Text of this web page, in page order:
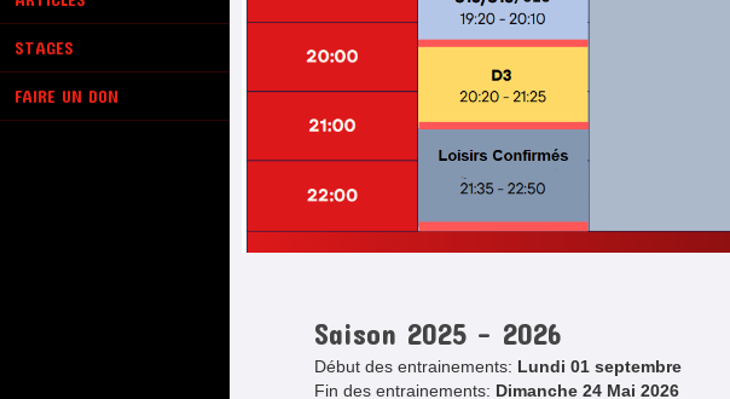
STAGES
FAIRE UN DON
Saison 2025 - 2026
Début des entrainements: Lundi 01 septembre
Fin des entrainements: Dimanche 24 Mai 2026